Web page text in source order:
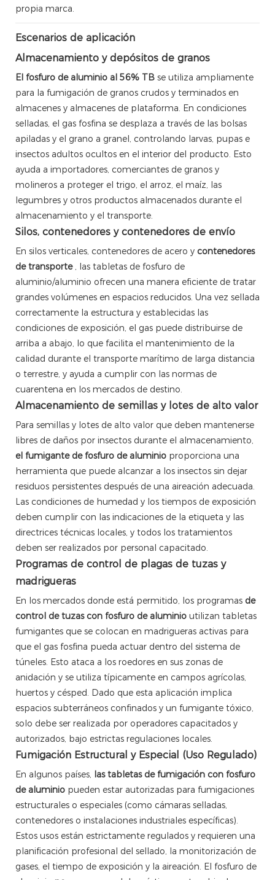
propia marca.
Escenarios de aplicación
Almacenamiento y depósitos de granos
El fosfuro de aluminio al 56% TB se utiliza ampliamente
para la fumigación de granos crudos y terminados en
almacenes y almacenes de plataforma. En condiciones
selladas, el gas fosfina se desplaza a través de las bolsas
apiladas y el grano a granel, controlando larvas, pupas e
insectos adultos ocultos en el interior del producto. Esto
ayuda a importadores, comerciantes de granos y
molineros a proteger el trigo, el arroz, el maíz, las
legumbres y otros productos almacenados durante el
almacenamiento y el transporte.
Silos, contenedores y contenedores de envío
En silos verticales, contenedores de acero y contenedores
de transporte, las tabletas de fosfuro de
aluminio/aluminio ofrecen una manera eficiente de tratar
grandes volúmenes en espacios reducidos. Una vez sellada
correctamente la estructura y establecidas las
condiciones de exposición, el gas puede distribuirse de
arriba a abajo, lo que facilita el mantenimiento de la
calidad durante el transporte marítimo de larga distancia
o terrestre, y ayuda a cumplir con las normas de
cuarentena en los mercados de destino.
Almacenamiento de semillas y lotes de alto valor
Para semillas y lotes de alto valor que deben mantenerse
libres de daños por insectos durante el almacenamiento,
el fumigante de fosfuro de aluminio proporciona una
herramienta que puede alcanzar a los insectos sin dejar
residuos persistentes después de una aireación adecuada.
Las condiciones de humedad y los tiempos de exposición
deben cumplir con las indicaciones de la etiqueta y las
directrices técnicas locales, y todos los tratamientos
deben ser realizados por personal capacitado.
Programas de control de plagas de tuzas y
madrigueras
En los mercados donde está permitido, los programas de
control de tuzas con fosfuro de aluminio utilizan tabletas
fumigantes que se colocan en madrigueras activas para
que el gas fosfina pueda actuar dentro del sistema de
túneles. Esto ataca a los roedores en sus zonas de
anidación y se utiliza típicamente en campos agrícolas,
huertos y césped. Dado que esta aplicación implica
espacios subterráneos confinados y un fumigante tóxico,
solo debe ser realizada por operadores capacitados y
autorizados, bajo estrictas regulaciones locales.
Fumigación Estructural y Especial (Uso Regulado)
En algunos países, las tabletas de fumigación con fosfuro
de aluminio pueden estar autorizadas para fumigaciones
estructurales o especiales (como cámaras selladas,
contenedores o instalaciones industriales específicas).
Estos usos están estrictamente regulados y requieren una
planificación profesional del sellado, la monitorización de
gases, el tiempo de exposición y la aireación. El fosfuro de